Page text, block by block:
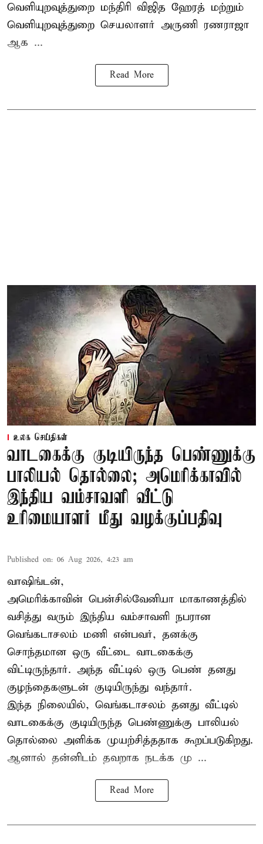
வெளியுறவுத்துறை மந்திரி விஜித ஹேரத் மற்றும்
வெளியுறவுத்துறை செயலாளர் அருணி ரணராஜா
ஆக ...
Read More
உலக செய்திகள்
வாடகைக்கு குடியிருந்த பெண்ணுக்கு
பாலியல் தொல்லை; அமெரிக்காவில்
இந்திய வம்சாவளி வீட்டு
உரிமையாளர் மீது வழக்குப்பதிவு
Published on: 06 Aug 2026, 4:23 am
வாஷிங்டன்,
அமெரிக்காவின் பென்சில்வேனியா மாகாணத்தில்
வசித்து வரும் இந்திய வம்சாவளி நபரான
வெங்கடாசலம் மணி என்பவர், தனக்கு
சொந்தமான ஒரு வீட்டை வாடகைக்கு
விட்டிருந்தார். அந்த வீட்டில் ஒரு பெண் தனது
குழந்தைகளுடன் குடியிருந்து வந்தார்.
இந்த நிலையில், வெங்கடாசலம் தனது வீட்டில்
வாடகைக்கு குடியிருந்த பெண்ணுக்கு பாலியல்
தொல்லை அளிக்க முயற்சித்ததாக கூறப்படுகிறது.
ஆனால் தன்னிடம் தவறாக நடக்க மு ...
Read More